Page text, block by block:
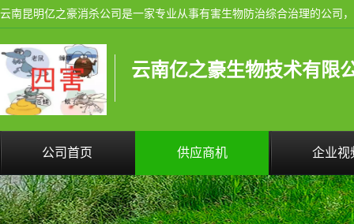
云南亿之豪生物技术有限
公司首页 供应商机 企业视